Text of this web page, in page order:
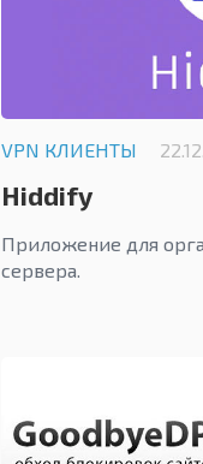
VPN КЛИЕНТЫ
Hiddify
Приложение для
сервера.